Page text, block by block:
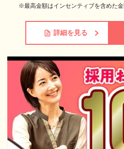
※最高金額はインセンティブを含めた
詳細を見る